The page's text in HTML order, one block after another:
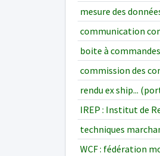
mesure des
communication
boite à commandes
commission des
rendu ex ship...
IREP : Institut de
techniques
WCF : fédération